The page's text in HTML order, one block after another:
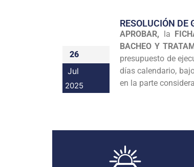
26
Jul
2025
RESOLUCIÓN
APROBAR, la
BACHEO Y
presupuesto de
días calendario,
en la parte